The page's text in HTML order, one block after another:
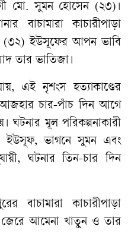
মো. সুমন হোসেন (২৩)।
বাচামারা কাচারীপাড়া
(৩২) ইউসূফের আপন ভাবি
তার ভাতিজা।
এই নৃশংস হত্যাকাণ্ডের
চার-পাঁচ দিন আগে
ঘটনার মূল পরিকল্পনাকারী
ইউসূফ, ভাগনে সুমন এবং
ঘটনার তিন-চার দিন
কাচারীপাড়া
জেরে আমেনা খাতুন ও তার